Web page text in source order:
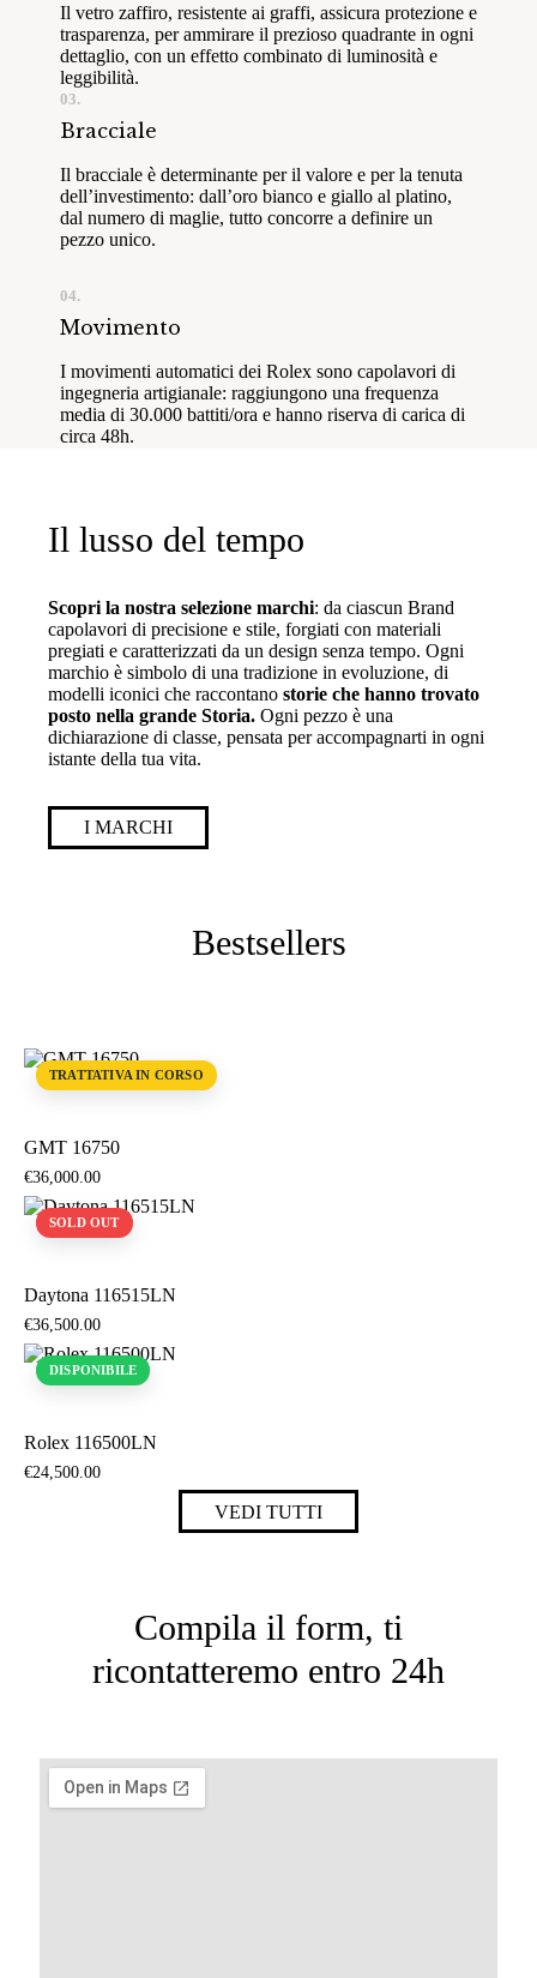
Il vetro zaffiro, resistente ai graffi, assicura protezione e
trasparenza, per ammirare il prezioso quadrante in ogni
dettaglio, con un effetto combinato di luminosità e
leggibilità.
03.
Bracciale
Il bracciale è determinante per il valore e per la tenuta
dell’investimento: dall’oro bianco e giallo al platino,
dal numero di maglie, tutto concorre a definire un
pezzo unico.
04.
Movimento
I movimenti automatici dei Rolex sono capolavori di
ingegneria artigianale: raggiungono una frequenza
media di 30.000 battiti/ora e hanno riserva di carica di
circa 48h.
Il lusso del tempo
Scopri la nostra selezione marchi: da ciascun Brand
capolavori di precisione e stile, forgiati con materiali
pregiati e caratterizzati da un design senza tempo. Ogni
marchio è simbolo di una tradizione in evoluzione, di
modelli iconici che raccontano storie che hanno trovato
posto nella grande Storia. Ogni pezzo è una
dichiarazione di classe, pensata per accompagnarti in ogni
istante della tua vita.
I MARCHI
Bestsellers
TRATTATIVA IN CORSO
GMT 16750
€36,000 00
SOLD OUT
Daytona 116515LN
€36,500 00
DISPONIBILE
Rolex 116500LN
€24,500 00
VEDI TUTTI
Compila il form, ti
ricontatteremo entro 24h